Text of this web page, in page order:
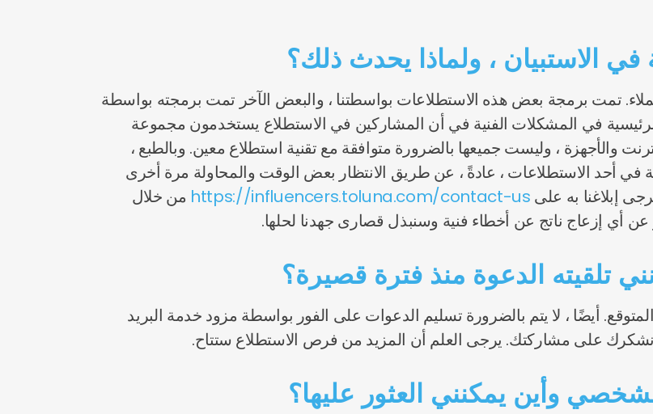
الاستبيان ، ولماذا يحدث ذلك؟
تمت برمجة بعض هذه الاستطلاعات بواسطتنا ، والبعض الآخر تمت برمجته بواسطة
في المشكلات الفنية في أن المشاركين في الاستطلاع يستخدمون مجموعة
والأجهزة ، وليست جميعها بالضرورة متوافقة مع تقنية استطلاع معين. وبالطبع ،
في أحد الاستطلاعات ، عادةً ، عن طريق الانتظار بعض الوقت والمحاولة مرة أخرى
إبلاغنا به على https://influencers.toluna.com/contact-us من خلال
أي إزعاج ناتج عن أخطاء فنية وسنبذل قصارى جهدنا لحلها.
تلقيته الدعوة منذ فترة قصيرة؟
أيضًا ، لا يتم بالضرورة تسليم الدعوات على الفور بواسطة مزود خدمة البريد
على مشاركتك. يرجى العلم أن المزيد من فرص الاستطلاع ستتاح.
وأين يمكنني العثور عليها؟